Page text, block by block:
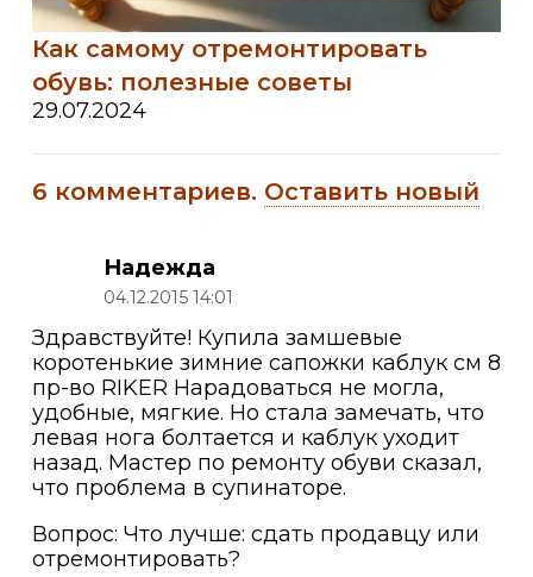
Как самому отремонтировать
обувь: полезные советы
29.07.2024
6 комментариев. Оставить новый
Надежда
04.12.2015 14:01
Здравствуйте! Купила замшевые
коротенькие зимние сапожки каблук см 8
пр-во RIKER Нарадоваться не могла,
удобные, мягкие. Но стала замечать, что
левая нога болтается и каблук уходит
назад. Мастер по ремонту обуви сказал,
что проблема в супинаторе.
Вопрос: Что лучше: сдать продавцу или
отремонтировать?